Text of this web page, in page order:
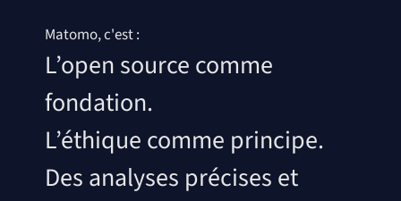
Matomo, c'est :
L’open source comme
fondation.
L’éthique comme principe.
Des analyses précises et